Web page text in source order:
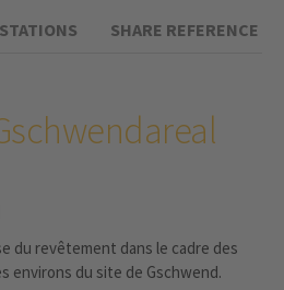
SHARE REFERENCE
du revêtement dans le cadre des
environs du site de Gschwend.